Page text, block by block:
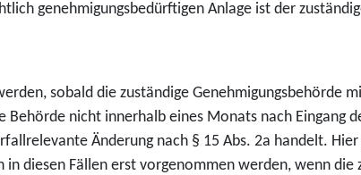
genehmigungsbedürftigen Anlage ist der
sobald die zuständige Genehmigungsbehörde
nicht innerhalb eines Monats nach Eingang
Änderung nach § 15 Abs. 2a handelt.
diesen Fällen erst vorgenommen werden, wenn